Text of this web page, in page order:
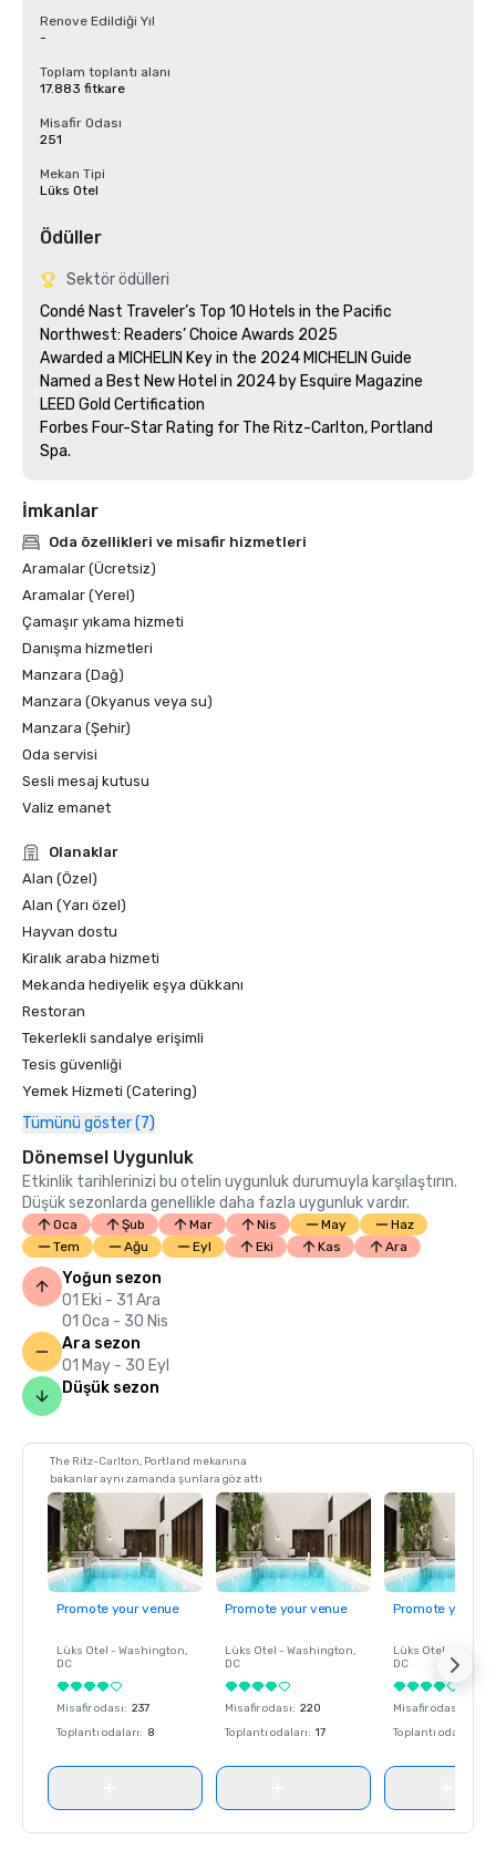
Renove Edildiği Yıl
-
Toplam toplantı alanı
17.883 fitkare
Misafir Odası
251
Mekan Tipi
Lüks Otel
Ödüller
Sektör ödülleri
Condé Nast Traveler’s Top 10 Hotels in the Pacific
Northwest: Readers’ Choice Awards 2025
Awarded a MICHELIN Key in the 2024 MICHELIN Guide
Named a Best New Hotel in 2024 by Esquire Magazine
LEED Gold Certification
Forbes Four-Star Rating for The Ritz-Carlton, Portland
İmkanlar
Oda özellikleri ve misafir hizmetleri
Aramalar (Ücretsiz)
Aramalar (Yerel)
Çamaşır yıkama hizmeti
Danışma hizmetleri
Manzara (Dağ)
Manzara (Okyanus veya su)
Manzara (Şehir)
Oda servisi
Sesli mesaj kutusu
Valiz emanet
Olanaklar
Alan (Özel)
Alan (Yarı özel)
Hayvan dostu
Kiralık araba hizmeti
Mekanda hediyelik eşya dükkanı
Restoran
Tekerlekli sandalye erişimli
Tesis güvenliği
Yemek Hizmeti (Catering)
Tümünü göster (7)
Dönemsel Uygunluk
Etkinlik tarihlerinizi bu otelin uygunluk durumuyla karşılaştırın.
Düşük sezonlarda genellikle daha fazla uygunluk vardır.
Oca Şub Mar Nis May
Haz
Tem
Ağu Eyl Eki Kas Ara
Yoğun sezon
01 Eki - 31 Ara
01 Oca - 30 Nis
Ara sezon
01 May - 30 Eyl
Düşük sezon
The Ritz-Carlton, Portland mekanına
bakanlar aynı zamanda şunlara göz attı
Promote your venue
Lüks Otel - Washington,
DC
Misafir odası: 237
Toplantı odaları: 8
Promote your venue
Lüks Otel - Washington,
DC
Misafir odası: 220
Toplantı odaları: 17
Promote your
Lüks Otel -
DC
Misafir odası
Toplantı odaları